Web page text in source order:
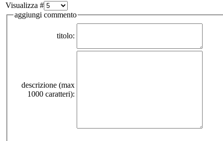
Visualizza #
aggiungi commento
titolo:
descrizione (max
1000 caratteri):